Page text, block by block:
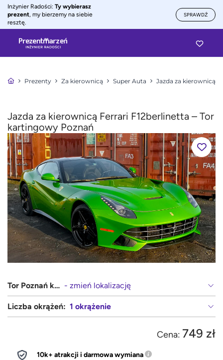
Inżynier Radości: Ty wybierasz
prezent, my bierzemy na siebie
resztę.
SPRAWDŹ
Prezenty Za kierownicą Super Auta Jazda za kierownicą
Jazda za kierownicą Ferrari F12berlinetta – Tor
kartingowy Poznań
Tor Poznań karting - zmień lokalizację
Liczba okrążeń: 1 okrążenie
Cena: 749 zł
10k+ atrakcji i darmowa wymiana